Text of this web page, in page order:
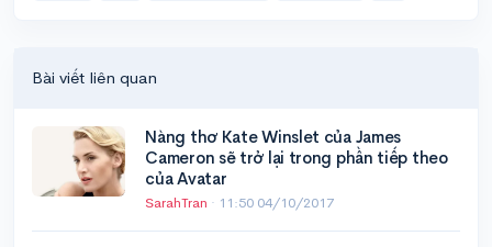
Bài viết liên quan
Nàng thơ Kate Winslet của James
Cameron sẽ trở lại trong phần tiếp theo
của Avatar
SarahTran · 11:50 04/10/2017